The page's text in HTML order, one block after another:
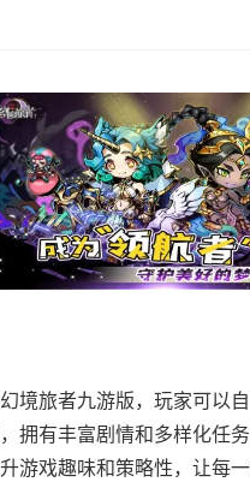
旅者九游版，玩家可以
拥有丰富剧情和多样化任
游戏趣味和策略性，让每